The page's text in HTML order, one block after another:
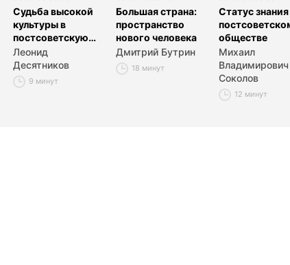
Судьба высокой
культуры в
постсоветскую
эпоху
Леонид
Десятников
9 минут
Большая страна:
пространство
нового человека
Дмитрий Бутрин
18 минут
Статус знания
обществе
Михаил
Владимирович
Соколов
12 минут